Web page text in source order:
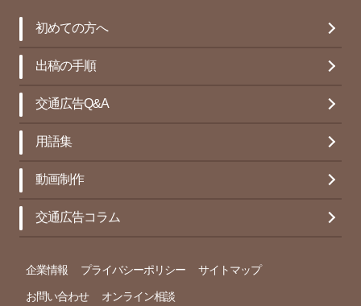
初めての方へ
出稿の手順
交通広告Q&A
用語集
動画制作
交通広告コラム
企業情報 プライバシーポリシー サイトマップ
お問い合わせ オンライン相談